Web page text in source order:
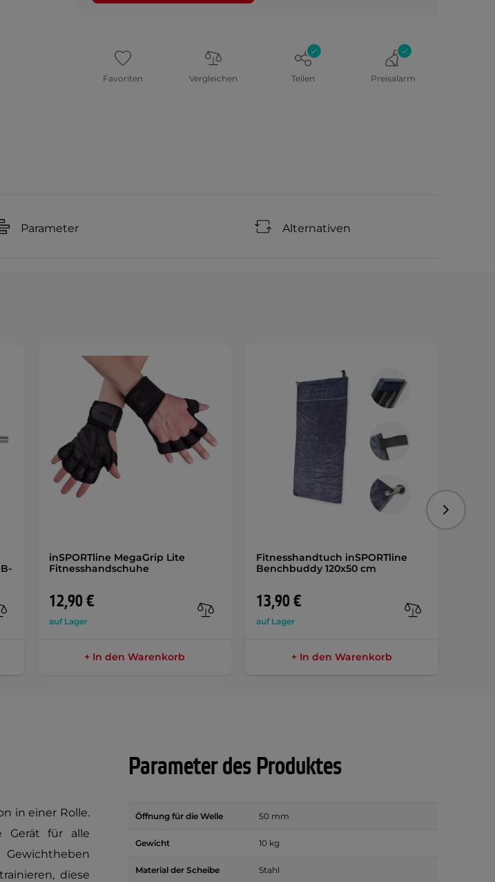
Favoriten Vergleichen Teilen Preisalarm
Parameter Alternativen
inSPORTline MegaGrip Lite
Fitnesshandschuhe
12,90 €
auf Lager
+ In den Warenkorb
Fitnesshandtuch inSPORTline
Benchbuddy 120x50 cm
13,90 €
auf Lager
+ In den Warenkorb
Folgend
in einer Rolle.
Gerät für alle
diese
Parameter des Produktes
Öffnung für die Welle 50 mm
Gewicht 10 kg
Material der Scheibe Stahl